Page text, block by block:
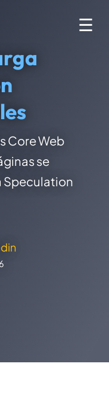
☰
Core Web
se
Speculation